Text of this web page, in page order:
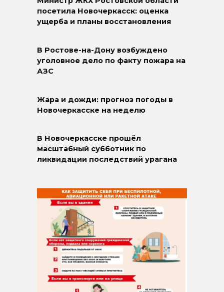
посетила Новочеркасск: оценка
ущерба и планы восстановления
В Ростове-на-Дону возбуждено
уголовное дело по факту пожара на
АЗС
Жара и дожди: прогноз погоды в
Новочеркасске на неделю
В Новочеркасске прошёл
масштабный субботник по
ликвидации последствий урагана